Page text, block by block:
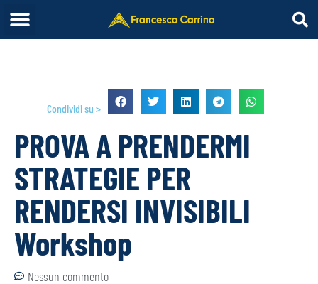
Condividi su >
PROVA A PRENDERMI
STRATEGIE PER
RENDERSI INVISIBILI
Workshop
Nessun commento